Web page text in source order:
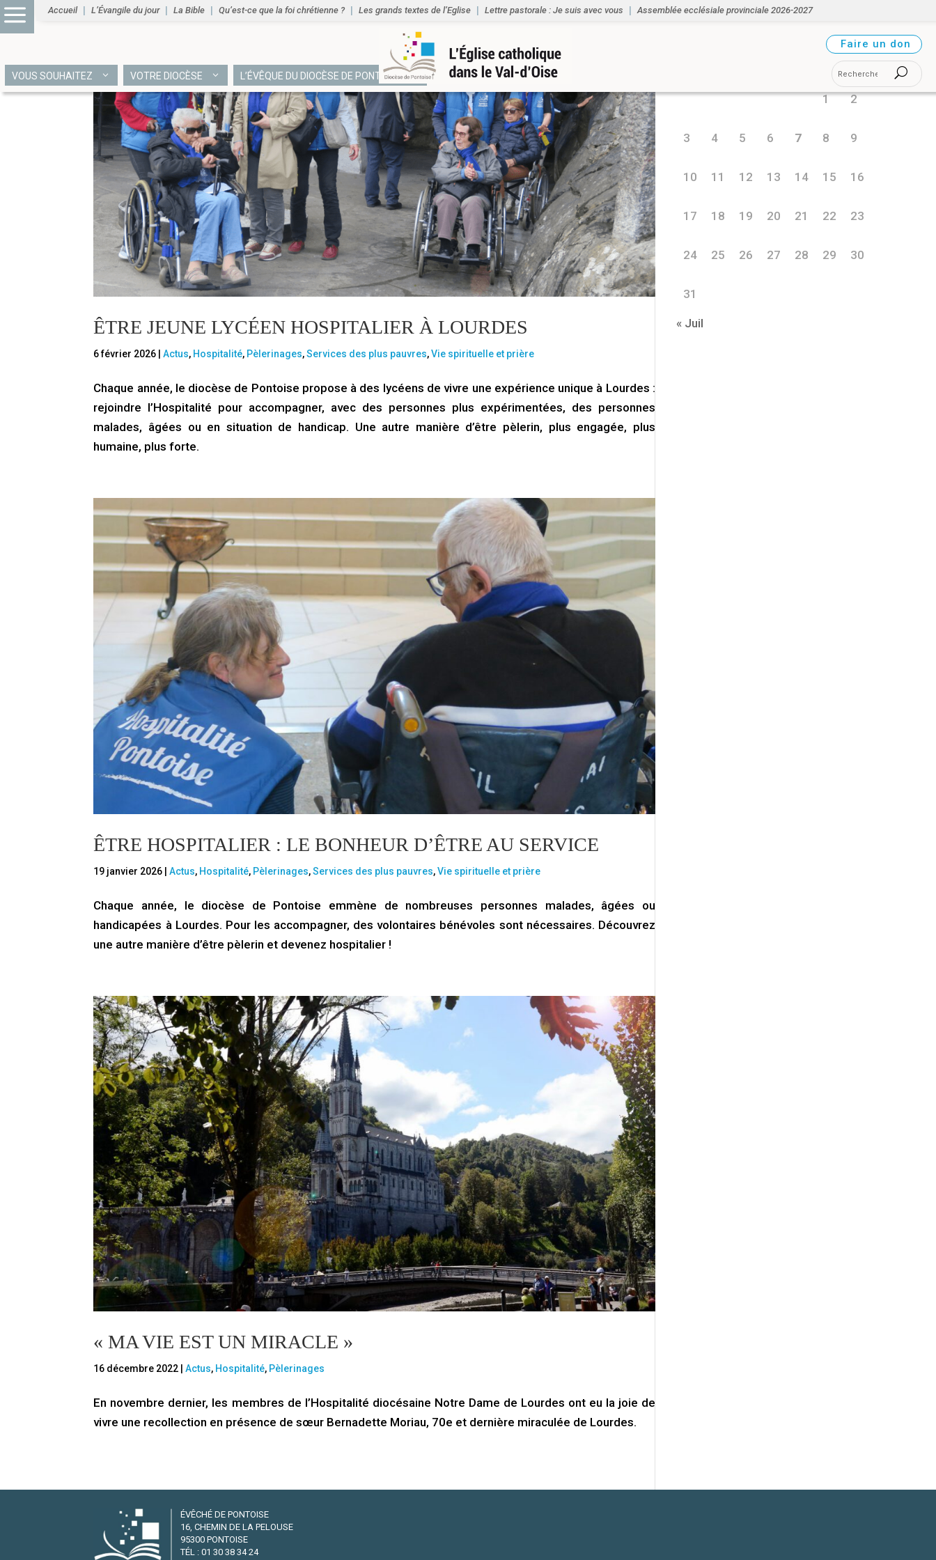
Accueil L’Évangile du jour La Bible Qu’est-ce que la foi chrétienne ? Les grands textes de l’Eglise Lettre pastorale : Je suis avec vous Assemblée ecclésiale provinciale 2026-2027
Faire un don
VOUS SOUHAITEZ VOTRE DIOCÈSE L’ÉVÊQUE DU DIOCÈSE DE PONTOISE
ÊTRE JEUNE LYCÉEN HOSPITALIER À LOURDES
6 février 2026 |Actus, Hospitalité, Pèlerinages,Services des plus pauvres,Vie spirituelle et prière
Chaque année, le diocèse de Pontoise propose à des lycéens de vivre une expérience unique à Lourdes :
rejoindre l’Hospitalité pour accompagner, avec des personnes plus expérimentées, des personnes
malades, âgées ou en situation de handicap. Une autre manière d’être pèlerin, plus engagée, plus
humaine, plus forte.
ÊTRE HOSPITALIER : LE BONHEUR D’ÊTRE AU SERVICE
19 janvier 2026 |Actus, Hospitalité, Pèlerinages,Services des plus pauvres,Vie spirituelle et prière
Chaque année, le diocèse de Pontoise emmène de nombreuses personnes malades, âgées ou
handicapées à Lourdes. Pour les accompagner, des volontaires bénévoles sont nécessaires. Découvrez
une autre manière d’être pèlerin et devenez hospitalier !
« MA VIE EST UN MIRACLE »
16 décembre 2022 |Actus, Hospitalité, Pèlerinages
En novembre dernier, les membres de l’Hospitalité diocésaine Notre Dame de Lourdes ont eu la joie de
vivre une recollection en présence de sœur Bernadette Moriau, 70e et dernière miraculée de Lourdes.
D
1 2
3 4 5 6 7 8 9
10 11 12 13 14 15 16
17 18 19 20 21 22 23
24 25 26 27 28 29 30
31
« Juil
ÉVÊCHÉ DE PONTOISE
16, CHEMIN DE LA PELOUSE
95300 PONTOISE
TÉL : 01 30 38 34 24